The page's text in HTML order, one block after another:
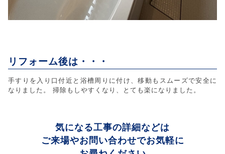
リフォーム後は・・・
手すりを入り口付近と浴槽周りに付け、移動もスムーズで安全に
なりました。 掃除もしやすくなり、とても楽になりました。
気になる工事の詳細などは
ご来場やお問い合わせでお気軽に